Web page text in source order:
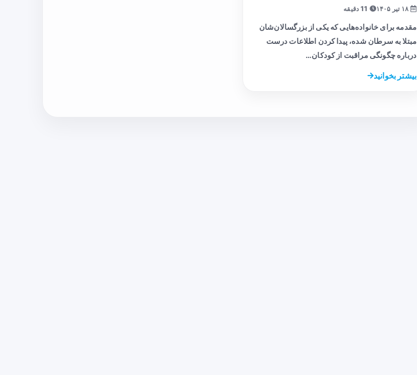
مقدمه برای خانواده‌هایی که یکی از بزرگسالان‌شان
مبتلا به سرطان شده، پیدا کردن اطلاعات درست
درباره چگونگی مراقبت از کودکان…
بیشتر بخوانید